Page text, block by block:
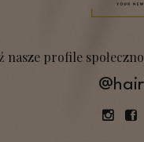
nasze profile